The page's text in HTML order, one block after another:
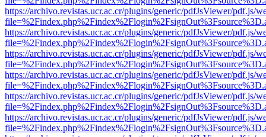
https://archivo.revistas.ucr.ac.cr/plugins/generic/pdfJsViewer/pdf.js/
https://archivo.revistas.ucr.ac.cr/plugins/generic/pdfJsViewer/pdf.js/
https://archivo.revistas.ucr.ac.cr/plugins/generic/pdfJsViewer/pdf.js/
https://archivo.revistas.ucr.ac.cr/plugins/generic/pdfJsViewer/pdf.js/
https://archivo.revistas.ucr.ac.cr/plugins/generic/pdfJsViewer/pdf.js/
https://archivo.revistas.ucr.ac.cr/plugins/generic/pdfJsViewer/pdf.js/